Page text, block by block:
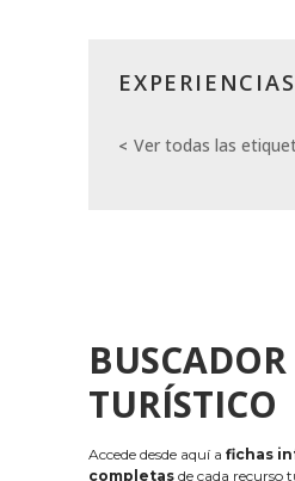
EXPERIENCIAS
Ver todas las
BUSCADOR
TURÍSTICO
Accede desde aquí a fichas
completas de cada recurso